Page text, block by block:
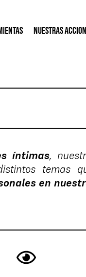
Nuestras
íntimas,
temas
en